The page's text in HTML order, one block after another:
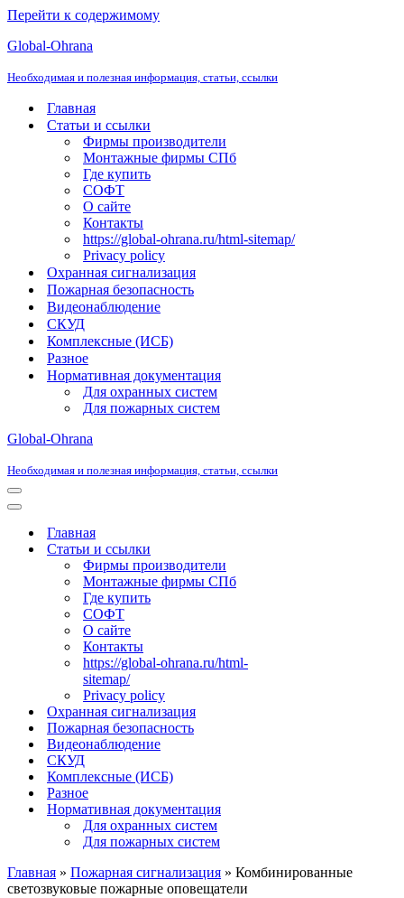
Перейти к содержимому
Global-Ohrana
Необходимая и полезная информация, статьи, ссылки
Главная
Статьи и ссылки
Фирмы производители
Монтажные фирмы СПб
Где купить
СОФТ
О сайте
Контакты
https://global-ohrana.ru/html-sitemap/
Privacy policy
Охранная сигнализация
Пожарная безопасность
Видеонаблюдение
СКУД
Комплексные (ИСБ)
Разное
Нормативная документация
Для охранных систем
Для пожарных систем
Global-Ohrana
Необходимая и полезная информация, статьи, ссылки
Меню
навигации
Меню
навигацииГлавная
Статьи и ссылки
Фирмы производители
Монтажные фирмы СПб
Где купить
СОФТ
О сайте
Контакты
https://global-ohrana.ru/html-
sitemap/
Privacy policy
Охранная сигнализация
Пожарная безопасность
Видеонаблюдение
СКУД
Комплексные (ИСБ)
Разное
Нормативная документация
Для охранных систем
Для пожарных систем
Главная » Пожарная сигнализация » Комбинированные
светозвуковые пожарные оповещатели